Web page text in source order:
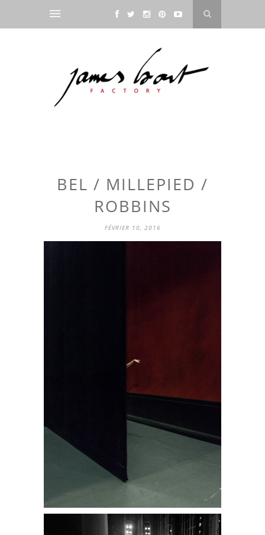
BEL / MILLEPIED /
ROBBINS
FÉVRIER 10, 2016